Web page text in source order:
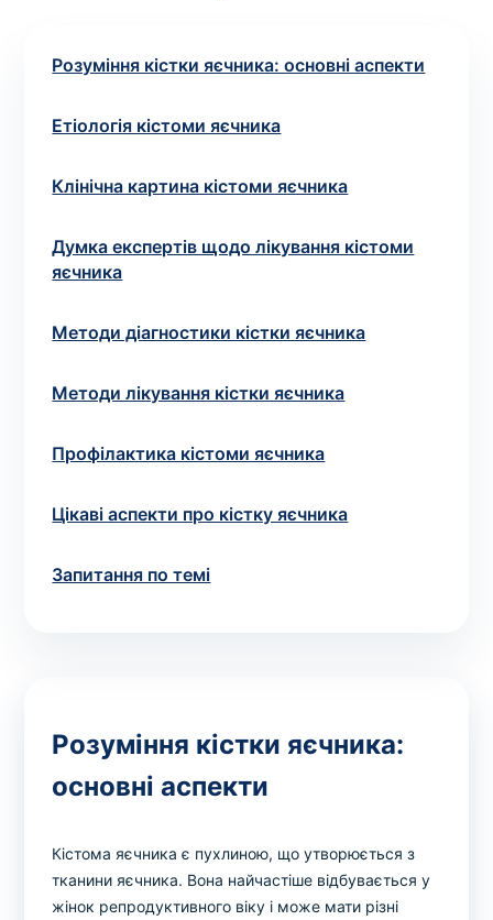
Розуміння кістки яєчника: основні аспекти
Етіологія кістоми яєчника
Клінічна картина кістоми яєчника
Думка експертів щодо лікування кістоми
яєчника
Методи діагностики кістки яєчника
Методи лікування кістки яєчника
Профілактика кістоми яєчника
Цікаві аспекти про кістку яєчника
Запитання по темі
Розуміння кістки яєчника:
основні аспекти
Кістома яєчника є пухлиною, що утворюється з
тканини яєчника. Вона найчастіше відбувається у
жінок репродуктивного віку і може мати різні
Номер телефону*
Вибрати клініку
запишіться до лікаряна консультацію .
* Адміністрація клініки вживає всіх заходів для
рекомендуємо уточнювати вартість та терміни